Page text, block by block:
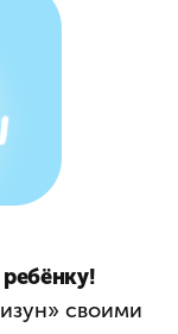
своими